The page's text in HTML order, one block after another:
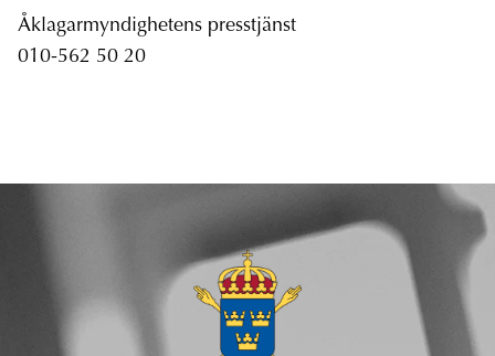
Åklagarmyndighetens presstjänst
010-562 50 20